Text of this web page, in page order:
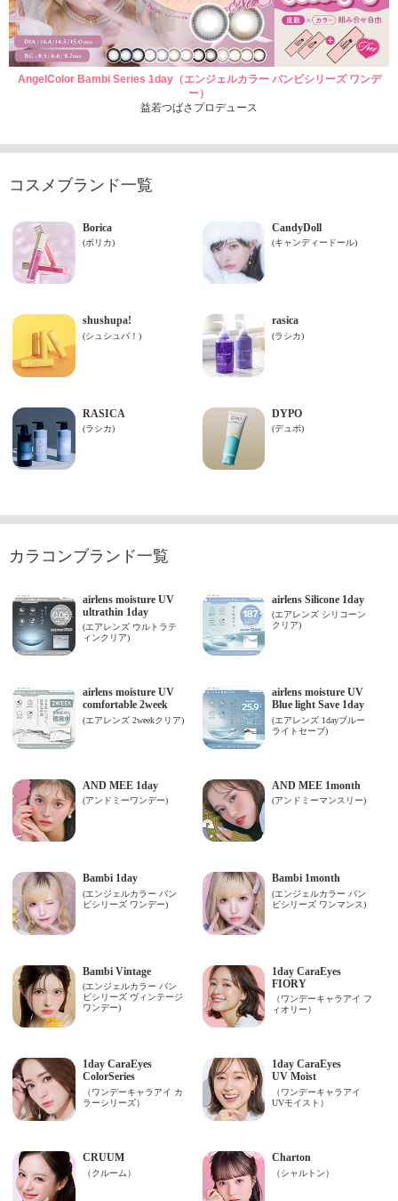
AngelColor Bambi Series 1day（エンジェルカラー バンビシリーズ ワンデ
ー）
益若つばさプロデュース
コスメブランド一覧
カラコンブランド一覧